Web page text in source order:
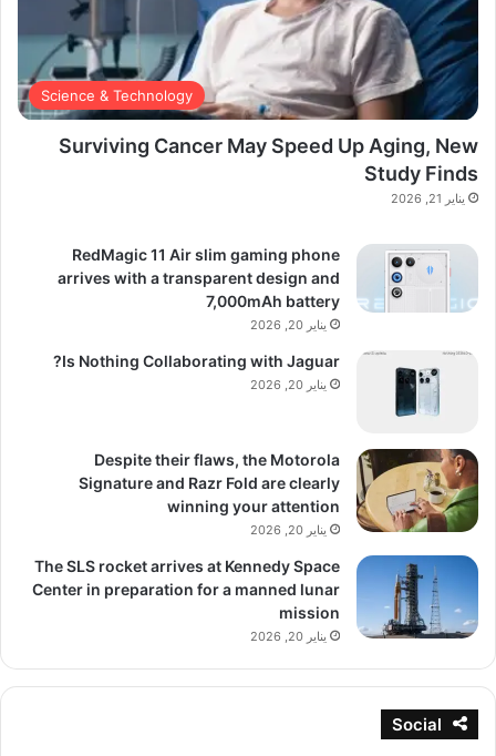
Science & Technology
Surviving Cancer May Speed Up Aging, New
Study Finds
يناير 21, 2026
RedMagic 11 Air slim gaming phone
arrives with a transparent design and
7,000mAh battery
يناير 20, 2026
Is Nothing Collaborating with Jaguar?
يناير 20, 2026
Despite their flaws, the Motorola
Signature and Razr Fold are clearly
winning your attention
يناير 20, 2026
The SLS rocket arrives at Kennedy Space
Center in preparation for a manned lunar
mission
يناير 20, 2026
Social